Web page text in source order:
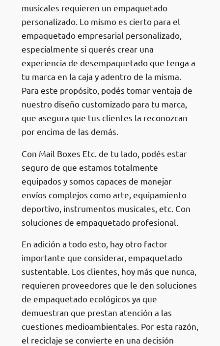
musicales requieren un empaquetado
personalizado. Lo mismo es cierto para el
empaquetado empresarial personalizado,
especialmente si querés crear una
experiencia de desempaquetado que tenga a
tu marca en la caja y adentro de la misma.
Para este propósito, podés tomar ventaja de
nuestro diseño customizado para tu marca,
que asegura que tus clientes la reconozcan
por encima de las demás.
Con Mail Boxes Etc. de tu lado, podés estar
seguro de que estamos totalmente
equipados y somos capaces de manejar
envíos complejos como arte, equipamiento
deportivo, instrumentos musicales, etc. Con
soluciones de empaquetado profesional.
En adición a todo esto, hay otro factor
importante que considerar, empaquetado
sustentable. Los clientes, hoy más que nunca,
requieren proveedores que le den soluciones
de empaquetado ecológicos ya que
demuestran que prestan atención a las
cuestiones medioambientales. Por esta razón,
el reciclaje se convierte en una decisión